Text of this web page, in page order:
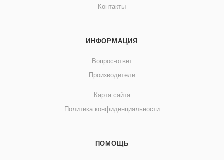
Контакты
ИНФОРМАЦИЯ
Вопрос-ответ
Производители
Карта сайта
Политика конфиденциальности
ПОМОЩЬ